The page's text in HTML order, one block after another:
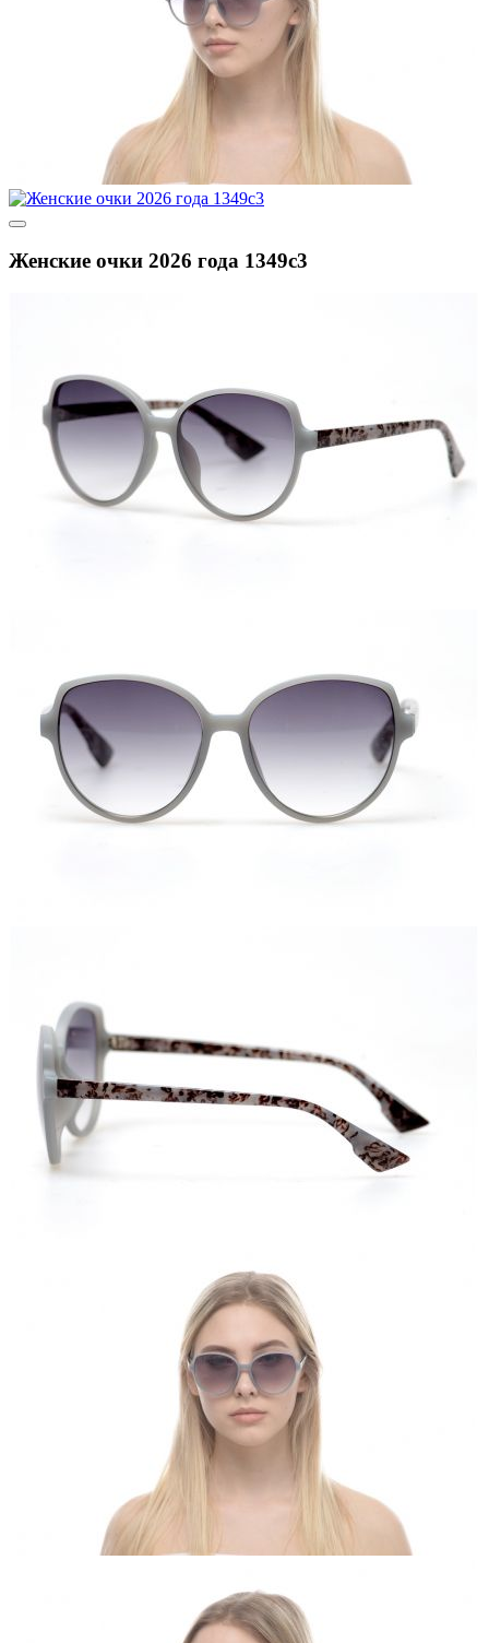
Женские очки 2026 года 1349c3